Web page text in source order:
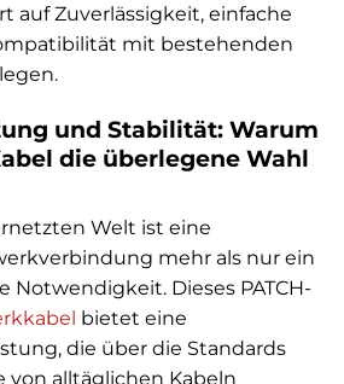
auf Zuverlässigkeit, einfache
mit bestehenden
und Stabilität: Warum
die überlegene Wahl
Welt ist eine
mehr als nur ein
Notwendigkeit. Dieses PATCH-
bietet eine
die über die Standards
von alltäglichen Kabeln